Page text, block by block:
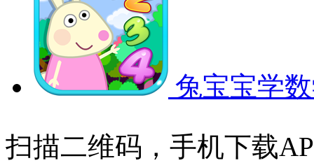
兔宝宝学
扫描二维码，手机下载